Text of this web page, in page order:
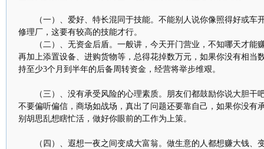
（一）、爱好、特长混同于技能。不能别人说你像照得好或车
修理厂，这要有较高的技能才行。
（二）、无资金后盾。一般讲，今天开门营业，不知哪天才能
再加上添置设备、进购货物等，总得花掉数万元，如果你没有相当
持至少3个月到半年的后备周转资金，经营将举步维艰。
（三）、没有承受风险的心理素质。朋友们都鼓励你说大胆干
不要偏听偏信，商场如战场，真出了问题还要靠自己，如果你没有
别胡思乱想瞎忙活，做好你眼前的工作为上策。
（四）、遐想一夜之间变成大富翁。做生意的人都想赚大钱、